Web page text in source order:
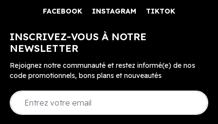
FACEBOOK INSTAGRAM TIKTOK
INSCRIVEZ-VOUS À NOTRE
NEWSLETTER
Rejoignez notre communauté et restez informé(e) de nos
code promotionnels, bons plans et nouveautés